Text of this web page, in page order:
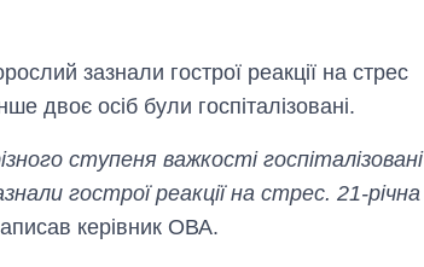
зазнали гострої реакції на стрес
двоє осіб були госпіталізовані.
ступеня важкості госпіталізовані
гострої реакції на стрес. 21-річна
керівник ОВА.